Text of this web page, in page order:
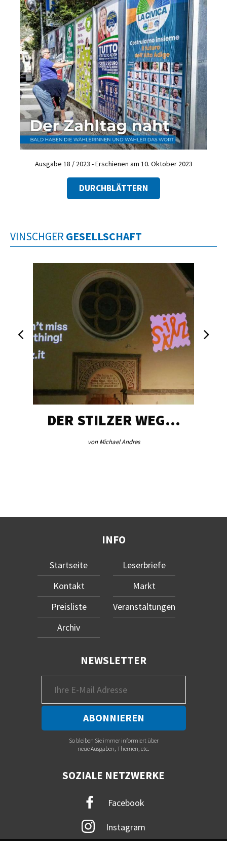
Ausgabe 18 / 2023 - Erschienen am 10. Oktober 2023
DURCHBLÄTTERN
VINSCHGER GESELLSCHAFT
DER STILZER WEG…
von Michael Andres
INFO
Startseite
Kontakt
Preisliste
Archiv
Leserbriefe
Markt
Veranstaltungen
NEWSLETTER
So bleiben Sie immer informiert über
neue Ausgaben, Themen, etc.
SOZIALE NETZWERKE
Facebook
Instagram